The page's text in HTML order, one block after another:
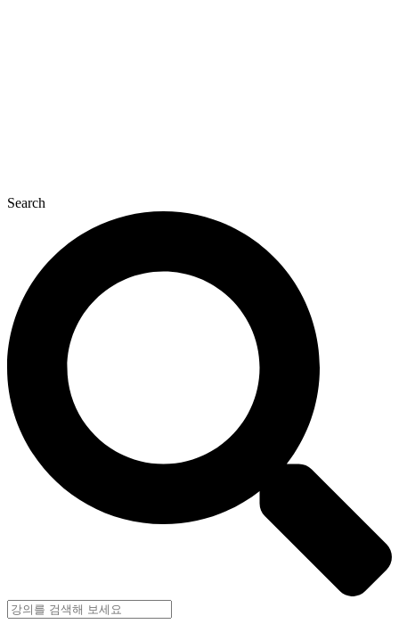
Search